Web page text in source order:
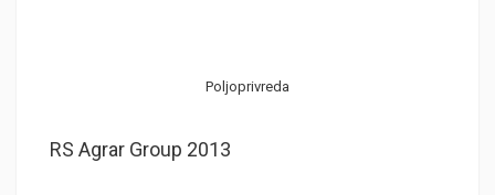
Poljoprivreda
RS Agrar Group 2013